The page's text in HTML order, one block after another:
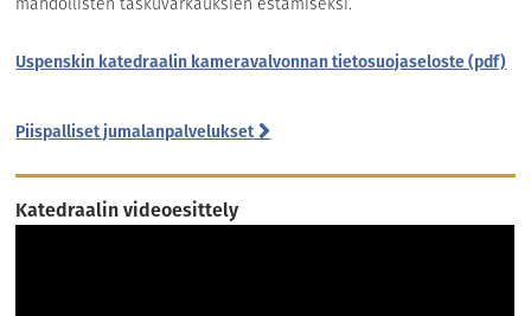
Uspenskin katedraalin kameravalvonnan tietosuojaseloste (pdf)
Piispalliset jumalanpalvelukset
Katedraalin videoesittely